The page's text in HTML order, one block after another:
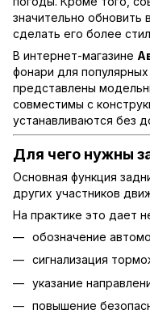
значительно обновить
сделать его более
В интернет-магазине
фонари для
представлены
совместимы с
устанавливаются без
Для чего нужны
Основная функция
других участников
На практике это дает
обозначение
сигнализация
указание
повышение